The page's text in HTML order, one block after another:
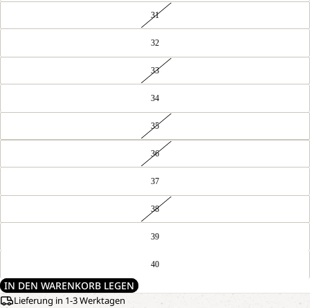
31
32
33
34
35
36
37
38
39
40
IN DEN WARENKORB LEGEN
Lieferung in 1-3 Werktagen